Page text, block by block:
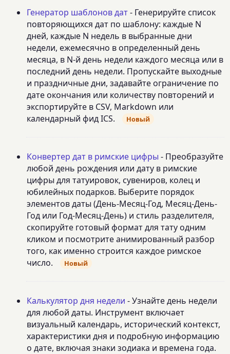
Генератор шаблонов дат- Генерируйте список
повторяющихся дат по шаблону: каждые N
дней, каждые N недель в выбранные дни
недели, ежемесячно в определенный день
месяца, в N-й день недели каждого месяца или в
последний день недели. Пропускайте выходные
и праздничные дни, задавайте ограничение по
дате окончания или количеству повторений и
экспортируйте в CSV, Markdown или
календарный фид ICS.
Новый
Конвертер дат в римские цифры - Преобразуйте
любой день рождения или дату в римские
цифры для татуировок, сувениров, колец и
юбилейных подарков. Выберите порядок
элементов даты (День-Месяц-Год, Месяц-День-
Год или Год-Месяц-День) и стиль разделителя,
скопируйте готовый формат для тату одним
кликом и посмотрите анимированный разбор
того, как именно строится каждое римское
число.
Новый
Калькулятор дня недели - Узнайте день недели
для любой даты. Инструмент включает
визуальный календарь, исторический контекст,
характеристики дня и подробную информацию
о дате, включая знаки зодиака и времена года.